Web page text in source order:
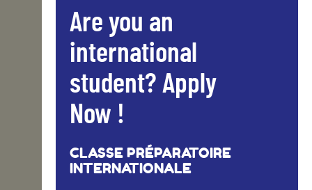
Are you an
international
student? Apply
Now !
CLASSE PRÉPARATOIRE
INTERNATIONALE